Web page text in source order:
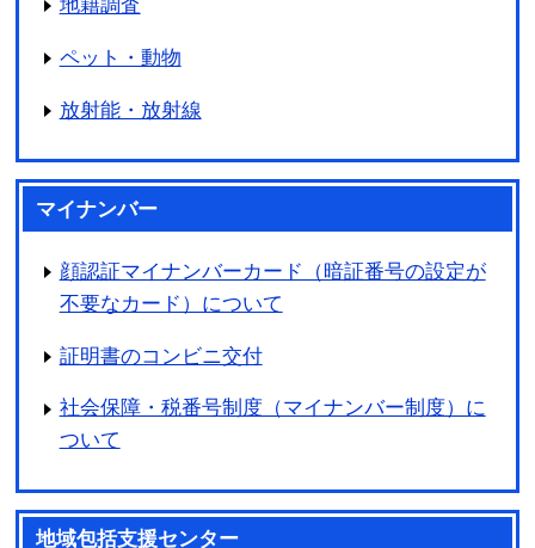
地籍調査
ペット・動物
放射能・放射線
マイナンバー
顔認証マイナンバーカード（暗証番号の設定が
不要なカード）について
証明書のコンビニ交付
社会保障・税番号制度（マイナンバー制度）に
ついて
地域包括支援センター